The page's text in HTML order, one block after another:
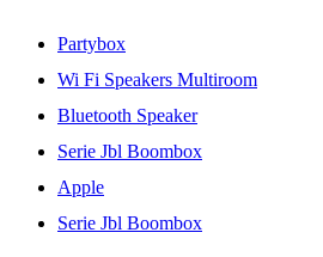
Partybox
Wi Fi Speakers Multiroom
Bluetooth Speaker
Serie Jbl Boombox
Apple
Serie Jbl Boombox